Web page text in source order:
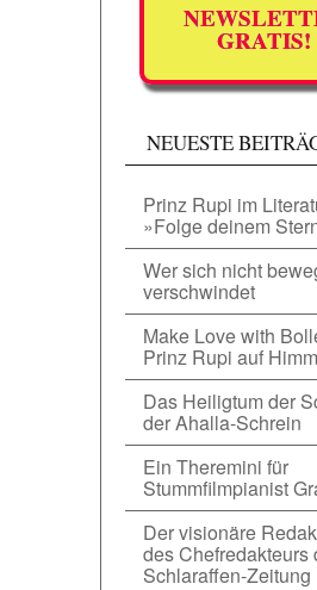
GRATIS!
NEUESTE
Prinz Rupi im
»Folge deinem
Wer sich nicht
verschwindet
Make Love with
Prinz Rupi auf
Das Heiligtum der
der Ahalla-Schrein
Ein Theremini für
Stummfilmpianist
Der visionäre
des Chefredakteurs
Schlaraffen-Zeitung